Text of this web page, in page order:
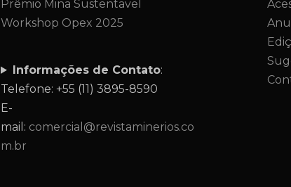
Prêmio Mina Sustentavel
Workshop Opex 2025
Informações de Contato:
Telefone: +55 (11) 3895-8590
E-
mail: comercial@revistaminerios.co
m.br